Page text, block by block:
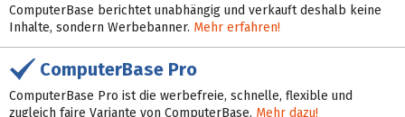
ComputerBase berichtet unabhängig und verkauft deshalb keine
Inhalte, sondern Werbebanner. Mehr erfahren!
ComputerBase Pro
ComputerBase Pro ist die werbefreie, schnelle, flexible und
zugleich faire Variante von ComputerBase. Mehr dazu!